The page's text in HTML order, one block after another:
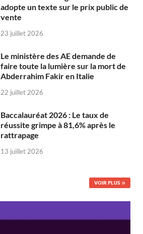
adopte un texte sur le prix public de
vente
23 juillet 2026
Le ministère des AE demande de
faire toute la lumière sur la mort de
Abderrahim Fakir en Italie
22 juillet 2026
Baccalauréat 2026 : Le taux de
réussite grimpe à 81,6% après le
rattrapage
13 juillet 2026
VOIR PLUS